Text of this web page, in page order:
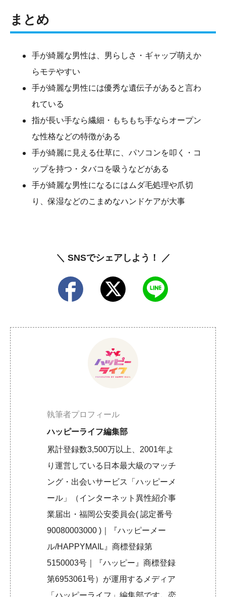
まとめ
手が綺麗な男性は、男らしさ・ギャップ萌えか
らモテやすい
手が綺麗な男性には優秀な遺伝子があると言わ
れている
指が長い手なら繊細・もちもち手ならオープン
な性格などの特徴がある
手が綺麗に見える仕草に、パソコンを叩く・コ
ップを持つ・タバコを吸うなどがある
手が綺麗な男性になるにはムダ毛処理や爪切
り、保湿などのこまめなハンドケアが大事
＼ SNSでシェアしよう！ ／
執筆者プロフィール
ハッピーライフ編集部
累計登録数3,500万以上、2001年よ
り運営している日本最大級のマッチ
ング・出会いサービス「ハッピーメ
ール」（インターネット異性紹介事
業届出・福岡公安委員会( 認定番号
90080003000 )｜『ハッピーメー
ル/HAPPYMAIL』商標登録第
5150003号｜『ハッピー』商標登録
第6953061号）が運用するメディア